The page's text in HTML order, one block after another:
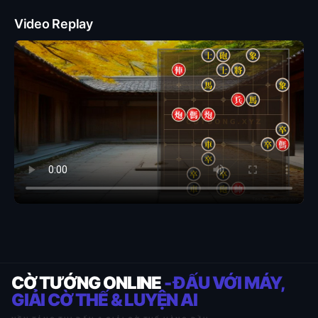
Video Replay
CỜ TƯỚNG ONLINE- ĐẤU VỚI MÁY,
GIẢI CỜ THẾ & LUYỆN AI